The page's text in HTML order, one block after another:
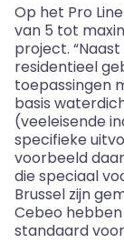
Op het Pro
van 5 tot
project. “Naast
residentieel
toepassingen
basis
(veeleisende
specifieke
voorbeeld
die speciaal
Brussel zijn
Cebeo
standaard